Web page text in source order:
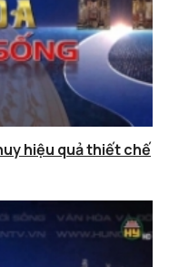
hiệu quả thiết chế